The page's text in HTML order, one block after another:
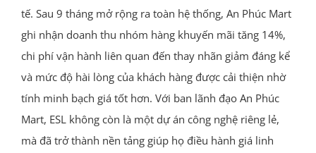
tế. Sau 9 tháng mở rộng ra toàn hệ thống, An Phúc Mart
ghi nhận doanh thu nhóm hàng khuyến mãi tăng 14%,
chi phí vận hành liên quan đến thay nhãn giảm đáng kể
và mức độ hài lòng của khách hàng được cải thiện nhờ
tính minh bạch giá tốt hơn. Với ban lãnh đạo An Phúc
Mart, ESL không còn là một dự án công nghệ riêng lẻ,
mà đã trở thành nền tảng giúp họ điều hành giá linh